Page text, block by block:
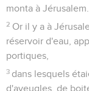
monta à Jérusalem.
2 Or il y a à
réservoir d'eau,
portiques,
3 dans lesquels
d'aveugles, de